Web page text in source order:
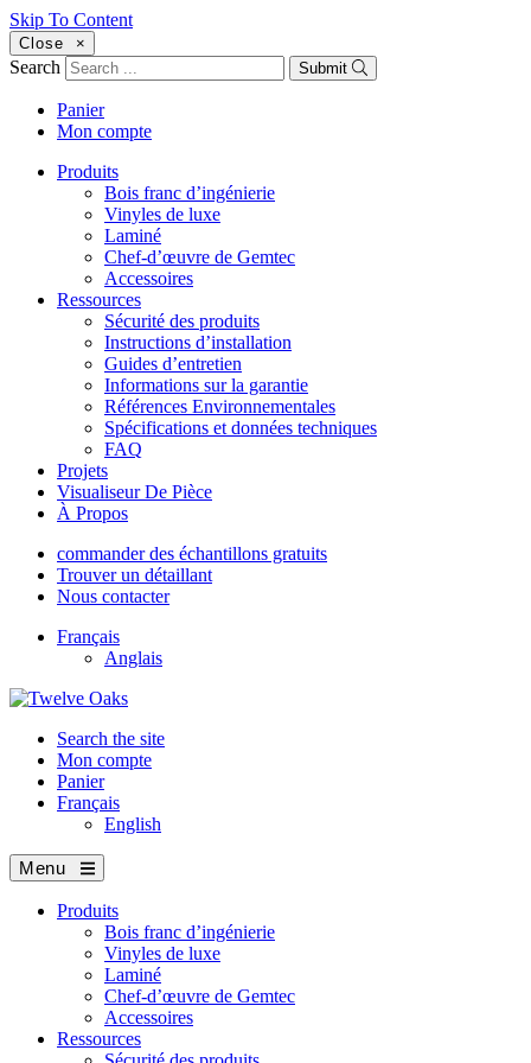
Skip To Content
Close ×
Search Submit
Panier
Mon compte
Produits
Bois franc d’ingénierie
Vinyles de luxe
Laminé
Chef-d’œuvre de Gemtec
Accessoires
Ressources
Sécurité des produits
Instructions d’installation
Guides d’entretien
Informations sur la garantie
Références Environnementales
Spécifications et données techniques
FAQ
Projets
Visualiseur De Pièce
À Propos
commander des échantillons gratuits
Trouver un détaillant
Nous contacter
Français
Anglais
Search the site
Mon compte
Panier
Français
English
Menu
Produits
Bois franc d’ingénierie
Vinyles de luxe
Laminé
Chef-d’œuvre de Gemtec
Accessoires
Ressources